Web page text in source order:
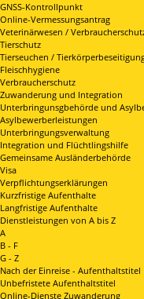
GNSS-Kontrollpunkt
Online-Vermessungsantrag
Veterinärwesen /
Tierschutz
Tierseuchen /
Fleischhygiene
Verbraucherschutz
Zuwanderung und Integration
Unterbringunsgbehörde und
Asylbewerberleistungen
Unterbringungsverwaltung
Integration und Flüchtlingshilfe
Gemeinsame Ausländerbehörde
Visa
Verpflichtungserklärungen
Kurzfristige Aufenthalte
Langfristige Aufenthalte
Dienstleistungen von A bis Z
A
B - F
G - Z
Nach der Einreise - Aufenthaltstitel
Unbefristete Aufenthaltstitel
Online-Dienste Zuwanderung